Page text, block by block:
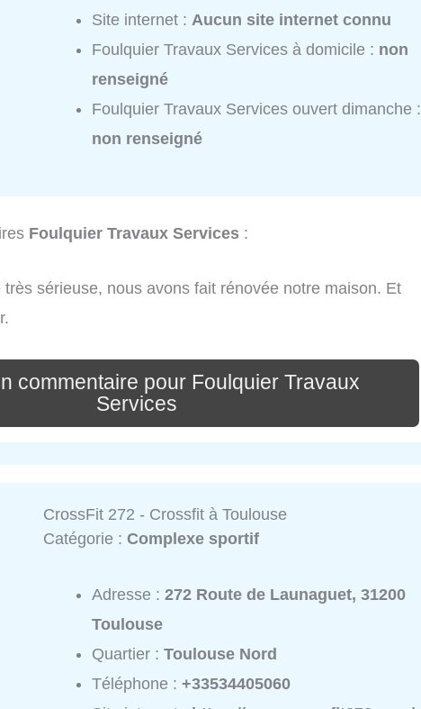
Site internet : Aucun site internet connu
Foulquier Travaux Services à domicile : non
renseigné
Foulquier Travaux Services ouvert dimanche :
non renseigné
Foulquier Travaux Services :
sérieuse, nous avons fait rénovée notre maison. Et
commentaire pour Foulquier Travaux
Services
CrossFit 272 - Crossfit à Toulouse
Catégorie :Complexe sportif
Adresse :272 Route de Launaguet, 31200
Toulouse
Quartier :Toulouse Nord
Téléphone :+33534405060